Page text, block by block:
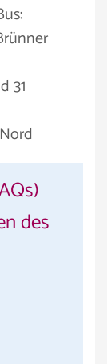
31
des